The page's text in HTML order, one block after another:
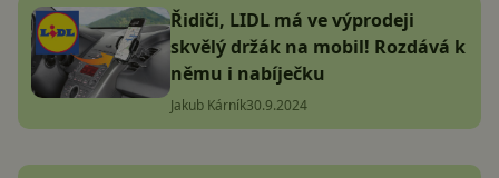
Řidiči, LIDL má ve výprodeji
skvělý držák na mobil! Rozdává k
němu i nabíječku
Jakub Kárník30.9.2024